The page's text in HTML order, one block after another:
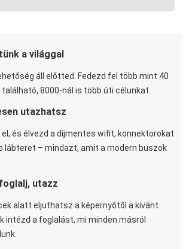
a világgal
áll előtted. Fedezd fel több mint 40
8000-nál is több úti célunkat.
utazhatsz
el, és élvezd a díjmentes wifit, konnektorokat
lábteret – mindazt, amit a modern buszok
utazz
alatt eljuthatsz a képernyőtől a kívánt
intézd a foglalást, mi minden másról